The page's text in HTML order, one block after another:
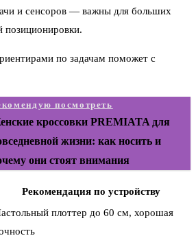
и сенсоров — важны для больших
позиционировки.
по задачам поможет с
посмотреть
кроссовки PREMIATA для
жизни: как носить и
они стоят внимания
Рекомендация по устройству
плоттер до 60 см, хорошая